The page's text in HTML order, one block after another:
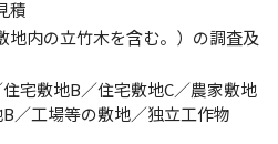
積
地内の立竹木を含む。）の調査及
宅敷地B／住宅敷地C／農家敷地
／工場等の敷地／独立工作物